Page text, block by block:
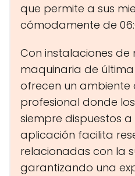
que permite a sus
cómodamente de
Con instalaciones de
maquinaria de
ofrecen un ambiente
profesional donde
siempre dispuestos a
aplicación facilita
relacionadas con la
garantizando una